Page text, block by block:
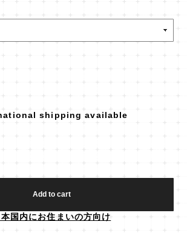
shipping available
Add to cart
本国内にお住まいの方向け